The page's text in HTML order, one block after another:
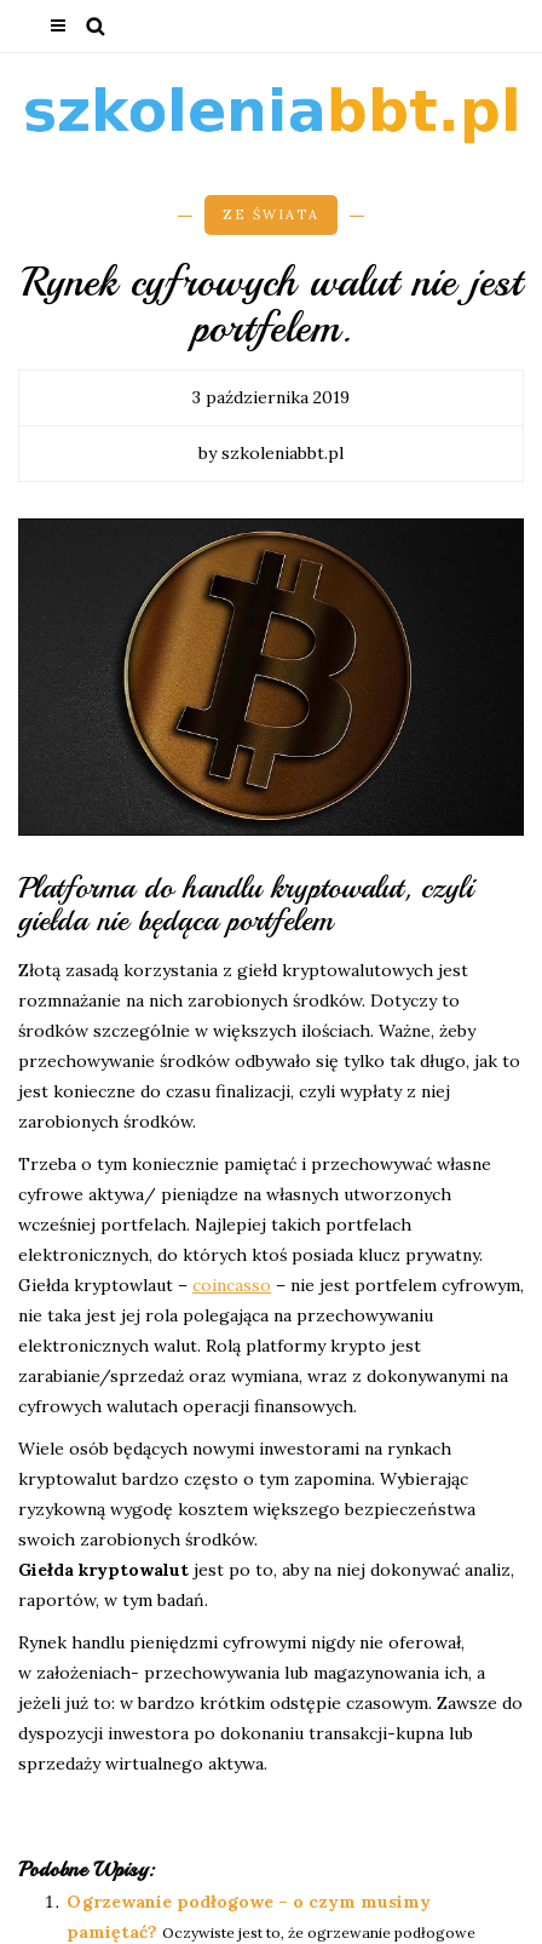
ZE ŚWIATA
Rynek cyfrowych walut nie jest
portfelem.
3 października 2019
by szkoleniabbt.pl
Platforma do handlu kryptowalut, czyli
giełda nie będąca portfelem
Złotą zasadą korzystania z giełd kryptowalutowych jest
rozmnażanie na nich zarobionych środków. Dotyczy to
środków szczególnie w większych ilościach. Ważne, żeby
przechowywanie środków odbywało się tylko tak długo, jak to
jest konieczne do czasu finalizacji, czyli wypłaty z niej
zarobionych środków.
Trzeba o tym koniecznie pamiętać i przechowywać własne
cyfrowe aktywa/ pieniądze na własnych utworzonych
wcześniej portfelach. Najlepiej takich portfelach
elektronicznych, do których ktoś posiada klucz prywatny.
Giełda kryptowlaut – coincasso – nie jest portfelem cyfrowym,
nie taka jest jej rola polegająca na przechowywaniu
elektronicznych walut. Rolą platformy krypto jest
zarabianie/sprzedaż oraz wymiana, wraz z dokonywanymi na
cyfrowych walutach operacji finansowych.
Wiele osób będących nowymi inwestorami na rynkach
kryptowalut bardzo często o tym zapomina. Wybierając
ryzykowną wygodę kosztem większego bezpieczeństwa
swoich zarobionych środków.
Giełda kryptowalut jest po to, aby na niej dokonywać analiz,
raportów, w tym badań.
Rynek handlu pieniędzmi cyfrowymi nigdy nie oferował,
w założeniach- przechowywania lub magazynowania ich, a
jeżeli już to: w bardzo krótkim odstępie czasowym. Zawsze do
dyspozycji inwestora po dokonaniu transakcji-kupna lub
sprzedaży wirtualnego aktywa.
Podobne Wpisy:
Ogrzewanie podłogowe – o czym musimy
pamiętać? Oczywiste jest to, że ogrzewanie podłogowe